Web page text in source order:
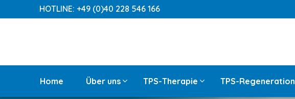
HOTLINE: +49 (0)40 228 546 166
Home Über uns TPS-Therapie TPS-Regeneration